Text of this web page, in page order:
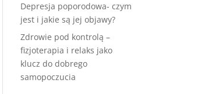
Depresja poporodowa- czym
jest i jakie są jej objawy?
Zdrowie pod kontrolą –
fizjoterapia i relaks jako
klucz do dobrego
samopoczucia